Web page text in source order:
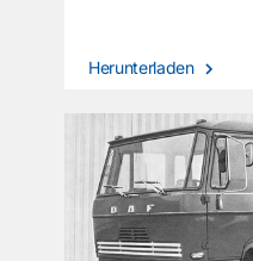
Herunterladen